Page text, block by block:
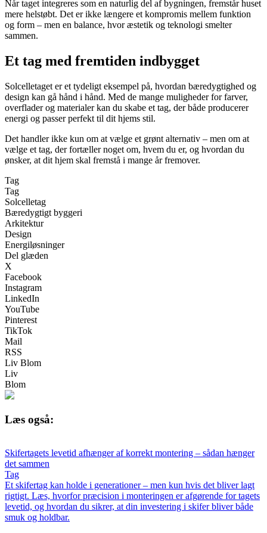
Når taget integreres som en naturlig del af bygningen, fremstår huset
mere helstøbt. Det er ikke længere et kompromis mellem funktion
og form – men en balance, hvor æstetik og teknologi smelter
sammen.
Et tag med fremtiden indbygget
Solcelletaget er et tydeligt eksempel på, hvordan bæredygtighed og
design kan gå hånd i hånd. Med de mange muligheder for farver,
overflader og materialer kan du skabe et tag, der både producerer
energi og passer perfekt til dit hjems stil.
Det handler ikke kun om at vælge et grønt alternativ – men om at
vælge et tag, der fortæller noget om, hvem du er, og hvordan du
ønsker, at dit hjem skal fremstå i mange år fremover.
Tag
Tag
Solcelletag
Bæredygtigt byggeri
Arkitektur
Design
Energiløsninger
Del glæden
X
Facebook
Instagram
LinkedIn
YouTube
Pinterest
TikTok
Mail
RSS
Liv Blom
Liv
Blom
Læs også:
Skifertagets levetid afhænger af korrekt montering – sådan hænger
det sammen
Tag
Et skifertag kan holde i generationer – men kun hvis det bliver lagt
rigtigt. Læs, hvorfor præcision i monteringen er afgørende for tagets
levetid, og hvordan du sikrer, at din investering i skifer bliver både
smuk og holdbar.